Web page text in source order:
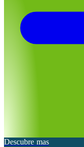
Descubre mas